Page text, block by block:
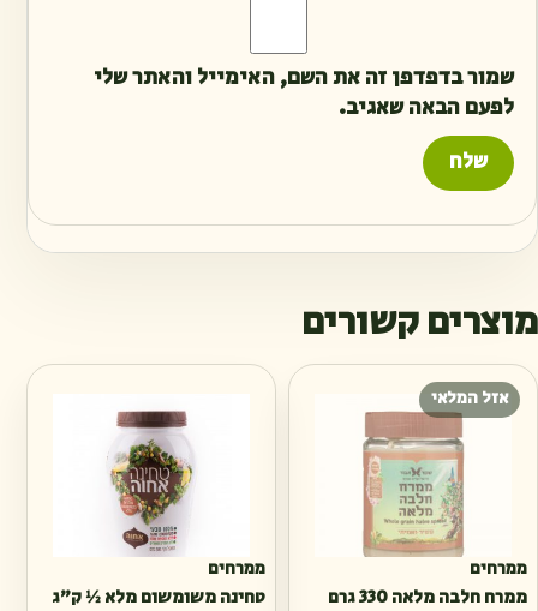
שמור בדפדפן זה את השם, האימייל והאתר שלי
לפעם הבאה שאגיב.
מוצרים קשורים
אזל המלאי
ממרחים
ממרח חלבה מלאה 330 גרם
ממרחים
טחינה משומשום מלא ½ ק״ג